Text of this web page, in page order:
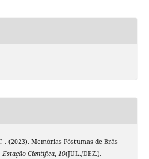
. (2023). Memórias Póstumas de Brás
Estação Científica, 10(JUL./DEZ.).